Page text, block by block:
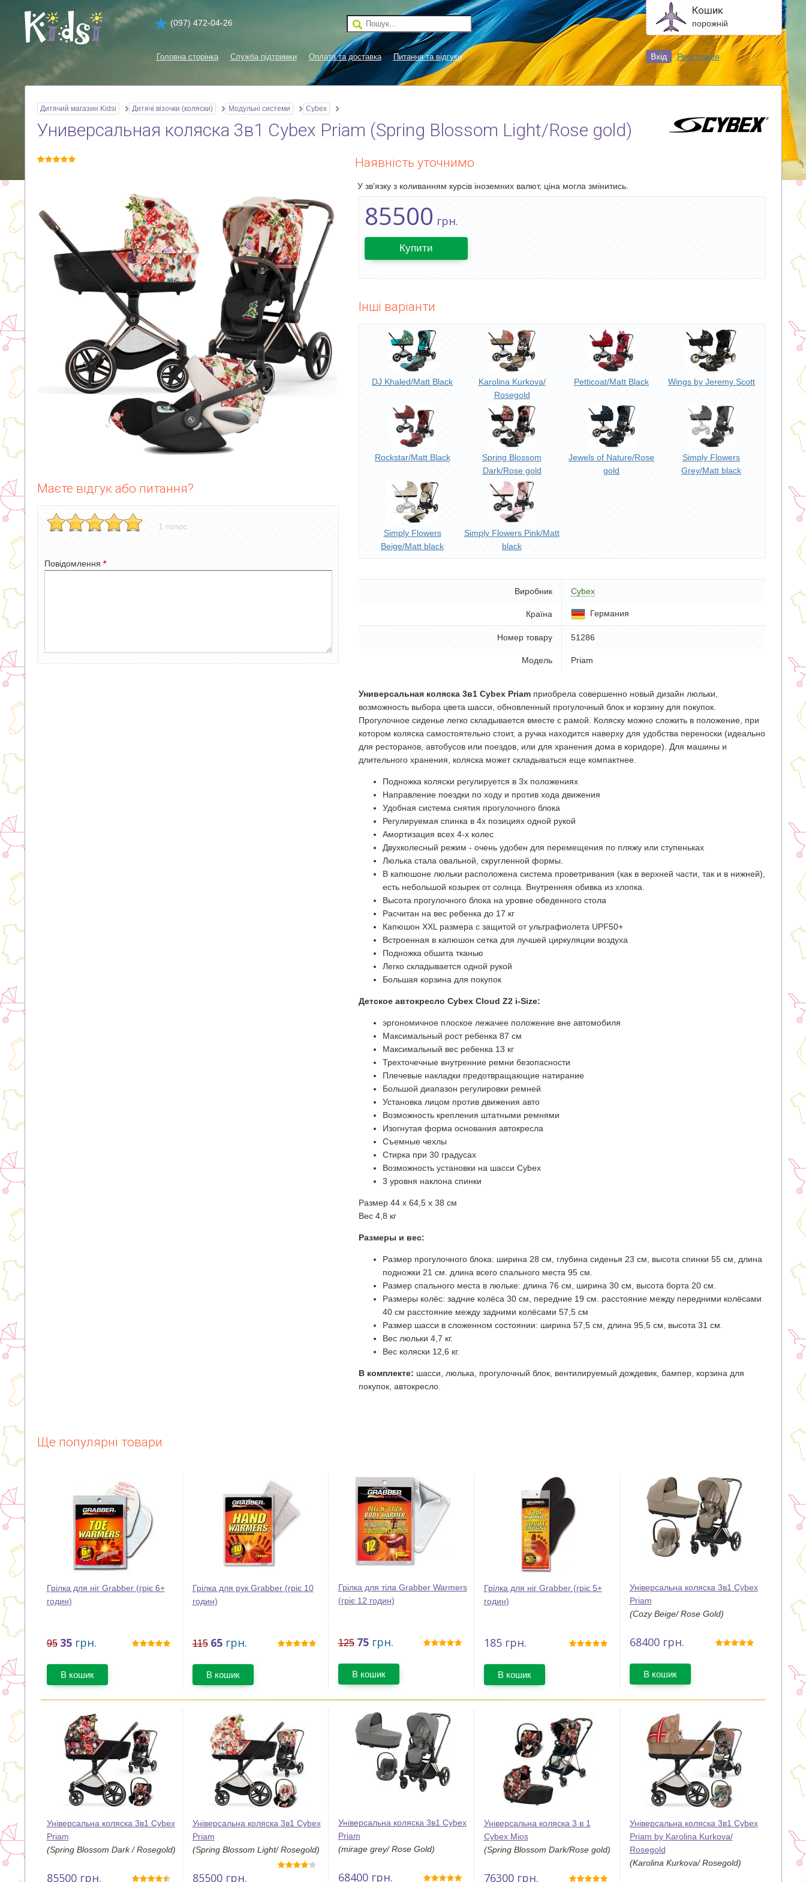
(097) 472-04-26
Кошик
порожній
Головна сторінка Служба підтримки Оплата та доставка Питання та відгуки Вхід Реєстрація
Дитячий магазин Kidsi Дитячі візочки (коляски) Модульні системи Cybex
Универсальная коляска 3в1 Cybex Priam (Spring Blossom Light/Rose gold)
Наявність уточнимо
У зв'язку з коливанням курсів іноземних валют, ціна могла змінитись.
Маєте відгук або питання?
1 голос
Повідомлення *
85500 грн.
Купити
Інші варіанти
DJ Khaled/Matt Black
Karolina Kurkova/
Rosegold
Petticoat/Matt Black Wings by Jeremy Scott
Rockstar/Matt Black
Spring Blossom
Dark/Rose gold
Jewels of Nature/Rose
gold
Simply Flowers
Grey/Matt black
Simply Flowers
Beige/Matt black
Simply Flowers Pink/Matt
black
Виробник Cybex
Країна Германия
Номер товару 51286
Модель Priam
Универсальная коляска 3в1 Cybex Priamприобрела совершенно новый дизайн люльки,
возможность выбора цвета шасси, обновленный прогулочный блок и корзину для покупок.
Прогулочное сиденье легко складывается вместе с рамой. Коляску можно сложить в положение, при
котором коляска самостоятельно стоит, а ручка находится наверху для удобства переноски (идеально
для ресторанов, автобусов или поездов, или для хранения дома в коридоре). Для машины и
длительного хранения, коляска может складываться еще компактнее.
Подножка коляски регулируется в 3х положениях
Направление поездки по ходу и против хода движения
Удобная система снятия прогулочного блока
Регулируемая спинка в 4х позициях одной рукой
Амортизация всех 4-х колес
Двухколесный режим - очень удобен для перемещения по пляжу или ступеньках
Люлька стала овальной, скругленной формы.
В капюшоне люльки расположена система проветривания (как в верхней части, так и в нижней),
есть небольшой козырек от солнца. Внутренняя обивка из хлопка.
Высота прогулочного блока на уровне обеденного стола
Расчитан на вес ребенка до 17 кг
Капюшон XXL размера с защитой от ультрафиолета UPF50+
Встроенная в капюшон сетка для лучшей циркуляции воздуха
Подножка обшита тканью
Легко складывается одной рукой
Большая корзина для покупок
Детское автокресло Cybex Cloud Z2 i-Size:
эргономичное плоское лежачее положение вне автомобиля
Максимальный рост ребенка 87 см
Максимальный вес ребенка 13 кг
Трехточечные внутренние ремни безопасности
Плечевые накладки предотвращающие натирание
Большой диапазон регулировки ремней
Установка лицом против движения авто
Возможность крепления штатными ремнями
Изогнутая форма основания автокресла
Съемные чехлы
Стирка при 30 градусах
Возможность установки на шасси Cybex
3 уровня наклона спинки
Размер 44 х 64,5 х 38 см
Вес 4,8 кг
Размеры и вес:
Размер прогулочного блока: ширина 28 см, глубина сиденья 23 см, высота спинки 55 см, длина
подножки 21 см. длина всего спального места 95 см.
Размер спального места в люльке: длина 76 см, ширина 30 см, высота борта 20 см.
Размеры колёс: задние колёса 30 см, передние 19 см. расстояние между передними колёсами
40 см расстояние между задними колёсами 57,5 см
Размер шасси в сложенном состоянии: ширина 57,5 см, длина 95,5 см, высота 31 см.
Вес люльки 4,7 кг.
Вес коляски 12,6 кг.
В комплекте: шасси, люлька, прогулочный блок, вентилируемый дождевик, бампер, корзина для
покупок, автокресло.
Ще популярні товари
Грілка для ніг Grabber (гріє 6+
годин)
95 35 грн.
В кошик
Грілка для рук Grabber (гріє 10
годин)
115 65 грн.
В кошик
Грілка для тіла Grabber Warmers
(гріє 12 годин)
125 75 грн.
В кошик
Грілка для ніг Grabber (гріє 5+
годин)
185грн.
В кошик
Універсальна коляска 3в1 Cybex
Priam
(Cozy Beige/ Rose Gold)
68400грн.
В кошик
Універсальна коляска 3в1 Cybex
Priam
(Spring Blossom Dark / Rosegold)
85500грн.
Універсальна коляска 3в1 Cybex
Priam
(Spring Blossom Light/ Rosegold)
85500грн.
Універсальна коляска 3в1 Cybex
Priam
(mirage grey/ Rose Gold)
68400грн.
Універсальна коляска 3 в 1
Cybex Mios
(Spring Blossom Dark/Rose gold)
76300грн.
Універсальна коляска 3в1 Cybex
Priam by Karolina Kurkova/
Rosegold
(Karolina Kurkova/ Rosegold)